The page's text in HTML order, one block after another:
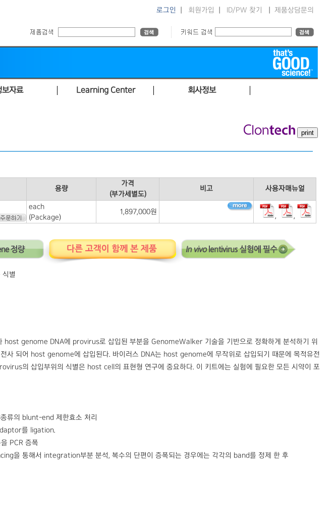
로그인 회원가입 ID/PW 찾기 제품상담문의
보자료 Learning Center 회사정보
용량
가격
(부가세별도)
비고 사용자매뉴얼
each
(Package)
1,897,000원 , ,
별
genome DNA에 provirus로 삽입된 부분을 GenomeWalker 기술을 기반으로 정확하게 분석하기 위
사 되어 host genome에 삽입된다. 바이러스 DNA는 host genome에 무작위로 삽입되기 때문에 목적유전
의 삽입부위의 식별은 host cell의 표현형 연구에 중요하다. 이 키트에는 실험에 필요한 모든 시약이 포
류의 blunt-end 제한효소 처리
를 ligation.
PCR 증폭
을 통해서 integration부분 분석, 복수의 단편이 증폭되는 경우에는 각각의 band를 정제 한 후